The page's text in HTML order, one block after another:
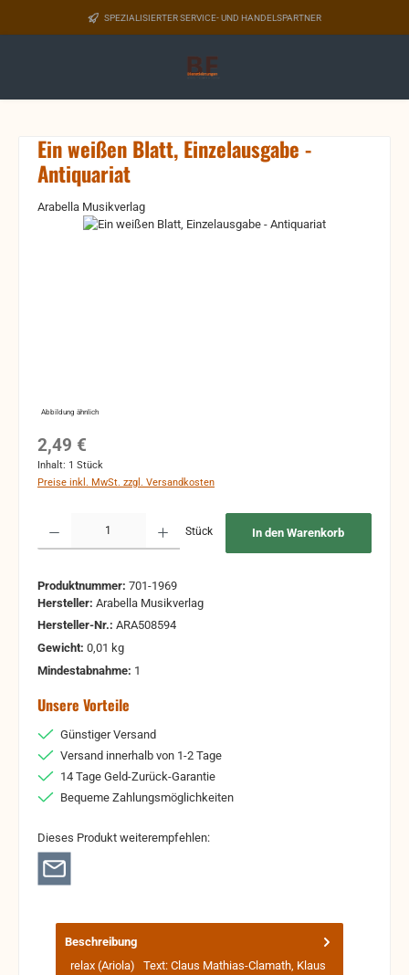
Zum Hauptinhalt springenSPEZIALISIERTER SERVICE- UND HANDELSPARTNER
Ein weißen Blatt, Einzelausgabe -
Antiquariat
Arabella Musikverlag
Bildergalerie überspringen
Abbildung ähnlich
Regulärer Preis:
2,49 €
Inhalt: 1 Stück
Preise inkl. MwSt. zzgl. Versandkosten
Stück In den Warenkorb
Produktnummer: 701-1969
Hersteller: Arabella Musikverlag
Hersteller-Nr.: ARA508594
Gewicht: 0,01 kg
Mindestabnahme: 1
Unsere Vorteile
Günstiger Versand
Versand innerhalb von 1-2 Tage
14 Tage Geld-Zurück-Garantie
Bequeme Zahlungsmöglichkeiten
Dieses Produkt weiterempfehlen:
Beschreibung
relax (Ariola) Text: Claus Mathias-Clamath, Klaus